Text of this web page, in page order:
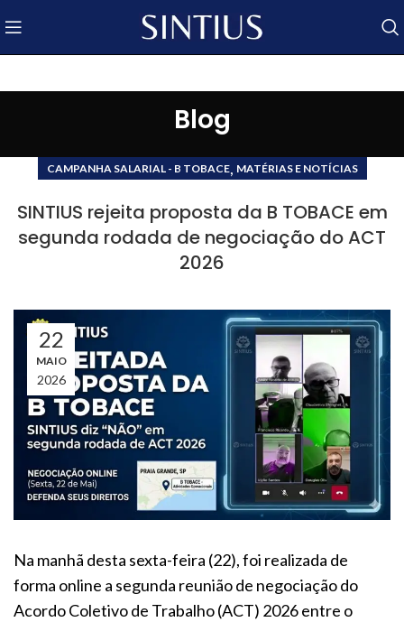
Blog
CAMPANHA SALARIAL - B TOBACE, MATÉRIAS E NOTÍCIAS
SINTIUS rejeita proposta da B TOBACE em
segunda rodada de negociação do ACT
2026
22
MAIO
2026
Na manhã desta sexta-feira (22), foi realizada de
forma online a segunda reunião de negociação do
Acordo Coletivo de Trabalho (ACT) 2026 entre o